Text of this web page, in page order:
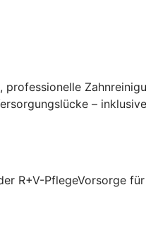
–
R+V-PflegeVorsorge